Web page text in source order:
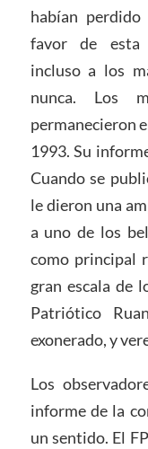
habían
favor de esta
incluso a los
nunca. Los
permanecieron
1993. Su
Cuando se
le dieron una
a uno de los
como principal
gran escala de
Patriótico
exonerado, y
Los
informe de la
un sentido. El